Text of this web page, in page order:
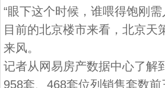
“眼下这个时候，谁喂得饱刚
目前的北京楼市来看，北京
来风。
记者从网易房产数据中心了解
958套、468套位列销售套数